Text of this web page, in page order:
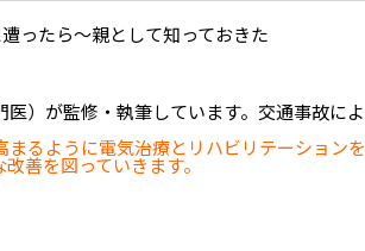
）が監修・執筆しています。交通事故に
るように電気治療とリハビリテーション
善を図っていきます。